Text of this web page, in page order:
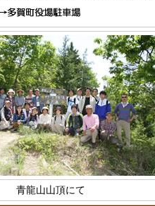
青龍山山頂にて